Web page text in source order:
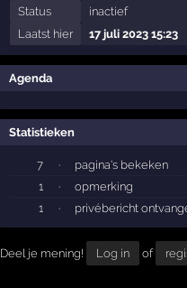
Status
inactief
Laatst hier
17 juli 2023 15:23
Agenda
Statistieken
7 ·
pagina's bekeken
1
·
opmerking
1
· privébericht
Deel je mening! Log in of